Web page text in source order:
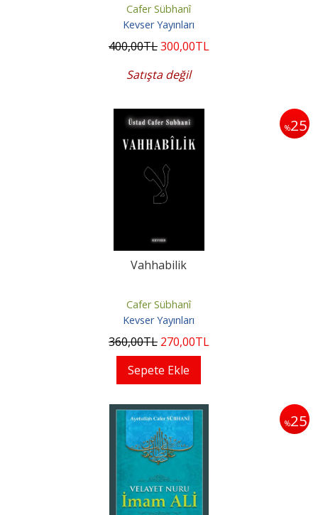
Cafer Sübhanî
Kevser Yayınları
400,00TL300,00TL
Satışta değil
%25
Vahhabilik
Cafer Sübhanî
Kevser Yayınları
360,00TL 270,00TL
Sepete Ekle
%25